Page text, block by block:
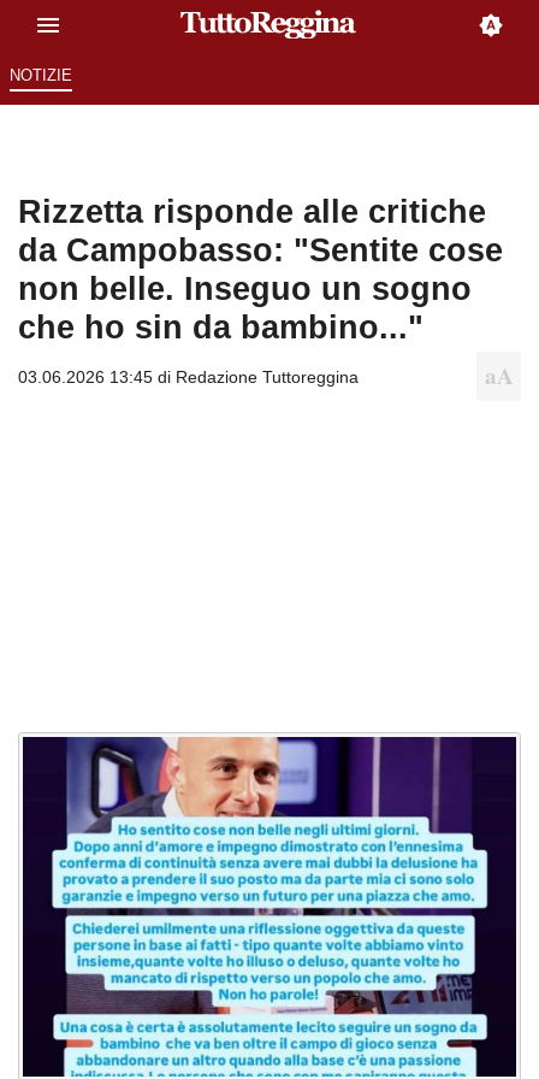
NOTIZIE
Rizzetta risponde alle critiche
da Campobasso: "Sentite cose
non belle. Inseguo un sogno
che ho sin da bambino..."
03.06.2026 13:45 di Redazione Tuttoreggina